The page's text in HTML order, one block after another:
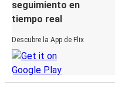
seguimiento en
tiempo real
Descubre la App de Flix